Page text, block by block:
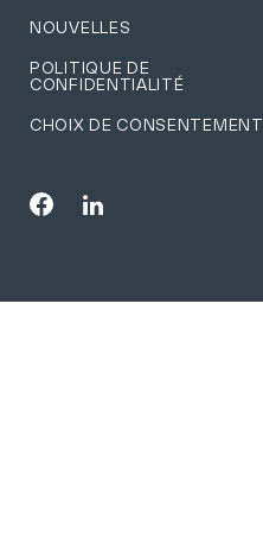
NOUVELLES
POLITIQUE DE
CONFIDENTIALITÉ
CHOIX DE CONSENTEMENT